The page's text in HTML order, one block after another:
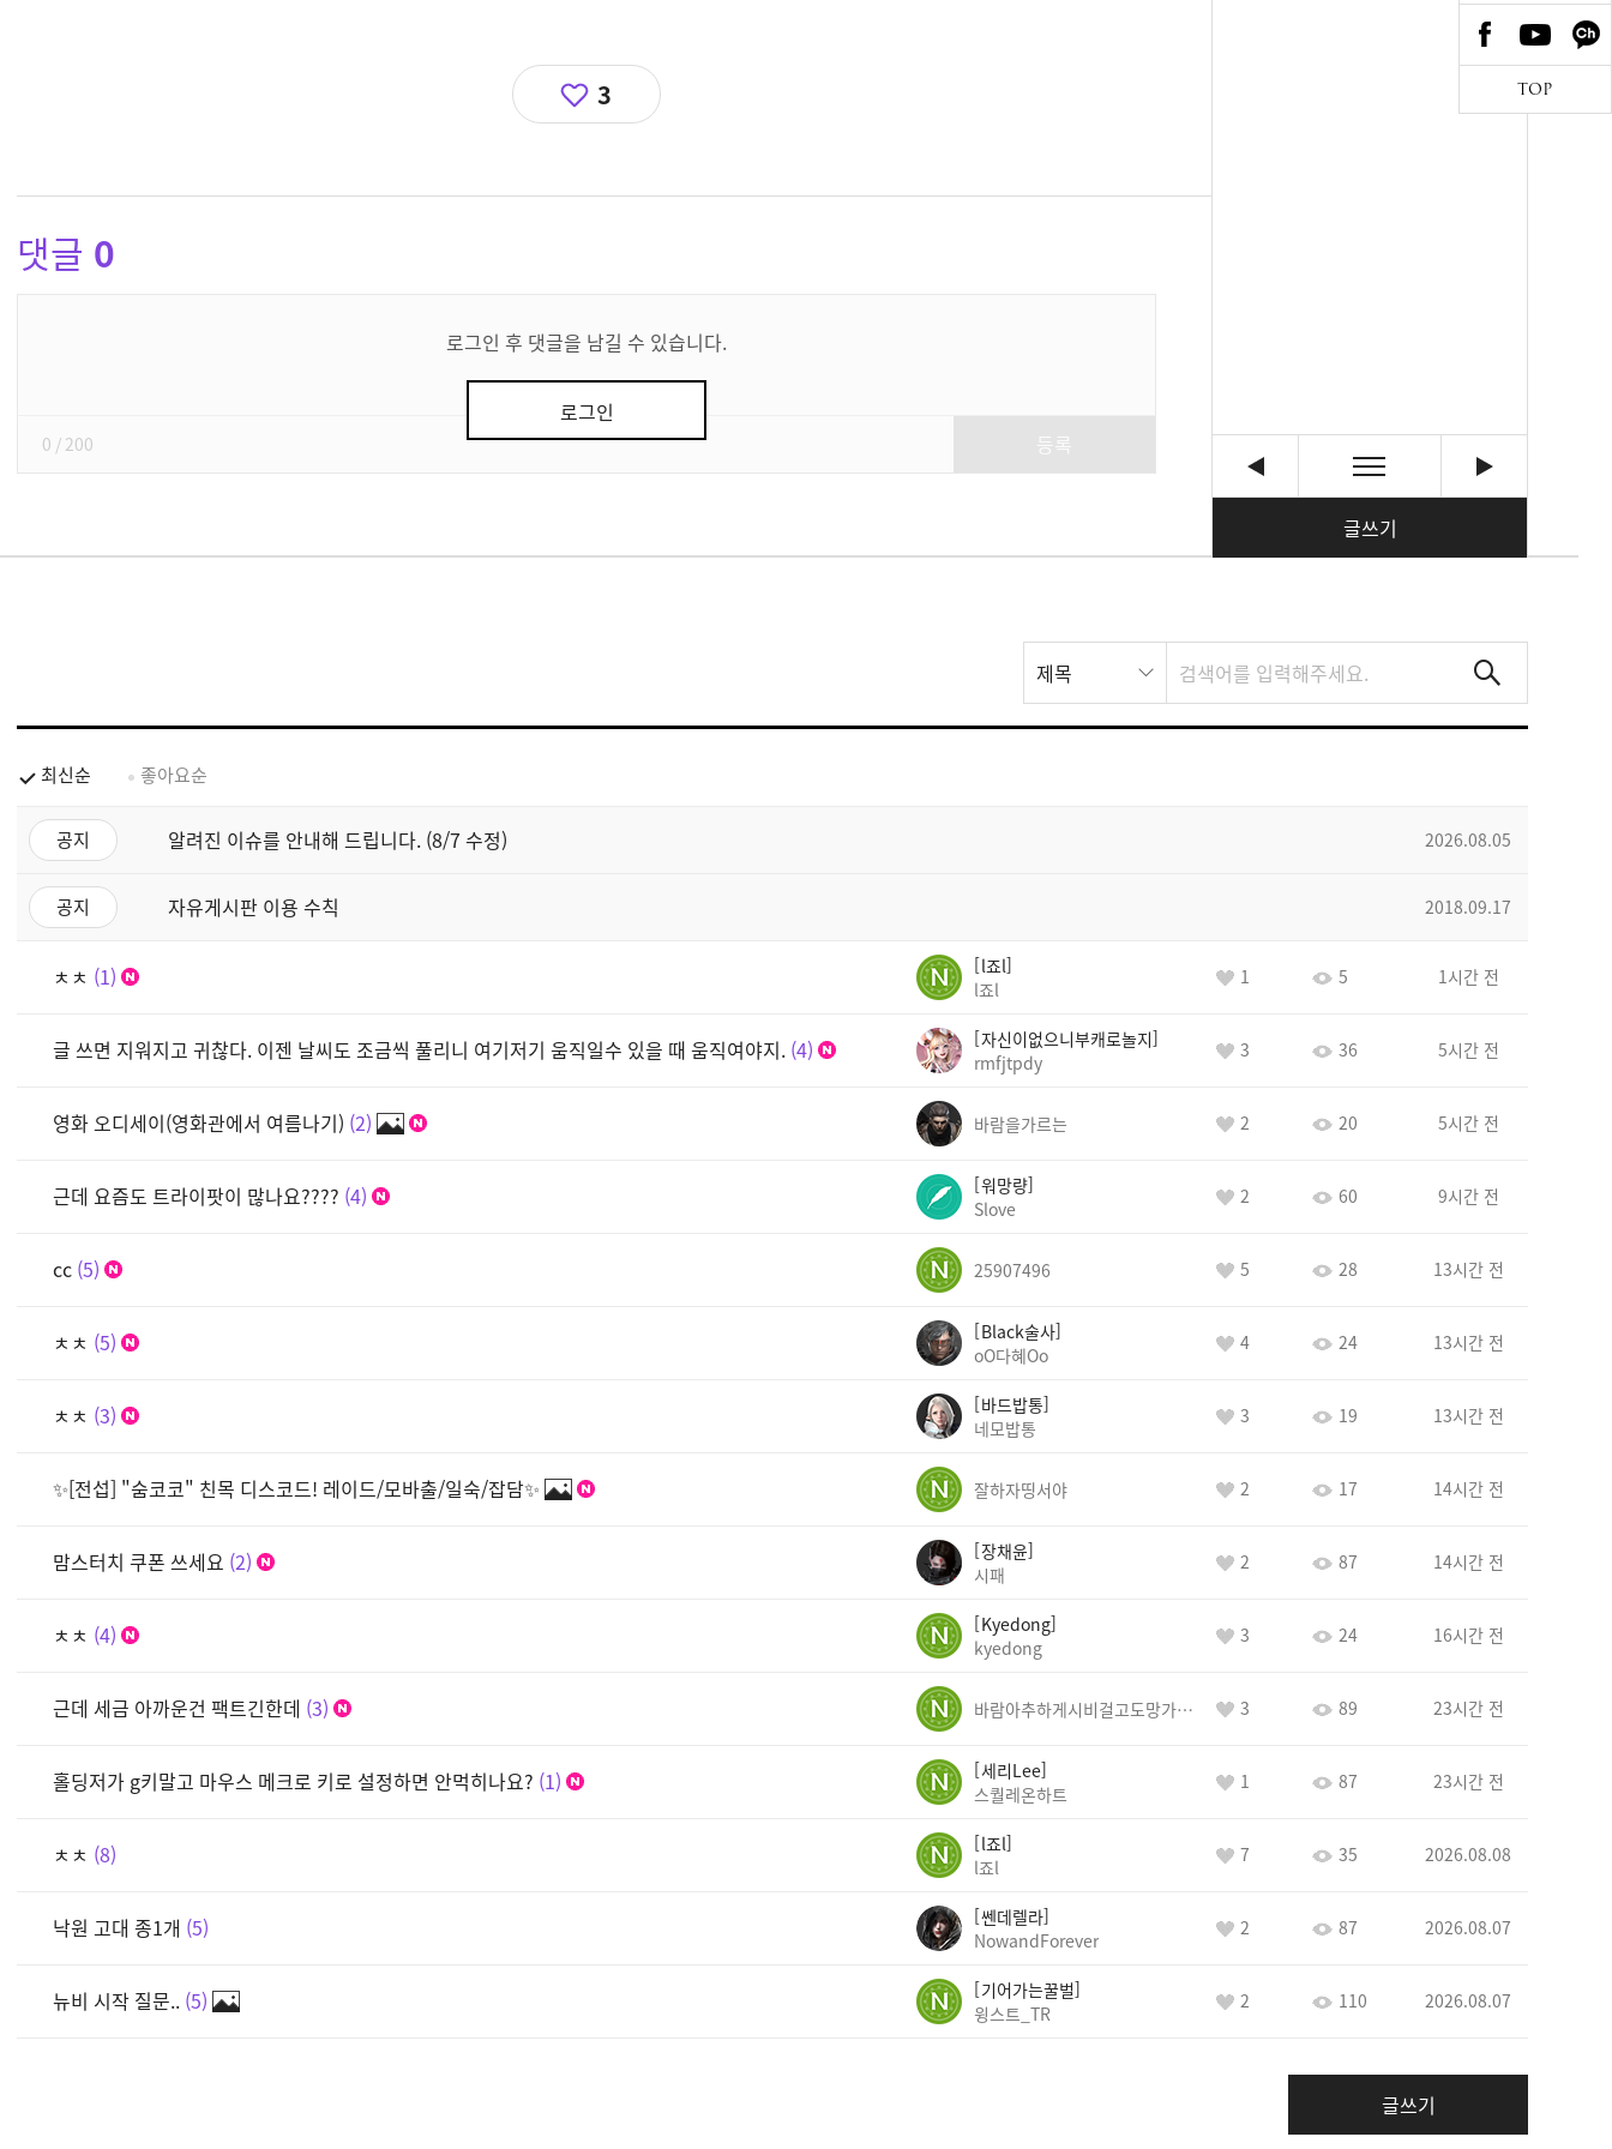
글쓰기
3
댓글 0
로그인 후 댓글을 남길 수 있습니다.
로그인
0 / 200
스
트
제목
최신순 좋아요순
공지 알려진 이슈를 안내해 드립니다. (8/7 수정) 2026.08.05
공지 자유게시판 이용 수칙 2018.09.17
ㅊㅊ 1
l죠l
l죠l
1 5 1시간 전
글 쓰면 지워지고 귀찮다. 이젠 날씨도 조금씩 풀리니 여기저기 움직일수 있을 때 움직여야지. 4
자신이없으니부캐로놀지
rmfjtpdy
3 36 5시간 전
영화 오디세이(영화관에서 여름나기) 2 바람을가르는 2 20 5시간 전
근데 요즘도 트라이팟이 많나요???? 4
워망량
Slove
2 60 9시간 전
cc 5 25907496 5 28 13시간 전
ㅊㅊ 5
Black술사
oO다혜Oo
4 24 13시간 전
ㅊㅊ 3
바드밥통
네모밥통
3 19 13시간 전
✨[전섭] "숨코코" 친목 디스코드! 레이드/모바출/일숙/잡담✨ 잘하자띵서야 2 17 14시간 전
맘스터치 쿠폰 쓰세요 2
장채윤
시패
2 87 14시간 전
ㅊㅊ 4
Kyedong
kyedong
3 24 16시간 전
근데 세금 아까운건 팩트긴한데 3 바람아추하게시비걸고도망가냐당당하게글써 3 89 23시간 전
홀딩저가 g키말고 마우스 메크로 키로 설정하면 안먹히나요? 1
세리Lee
스퀄레온하트
1 87 23시간 전
ㅊㅊ 8
l죠l
l죠l
7 35 2026.08.08
낙원 고대 종1개 5
쎈데렐라
NowandForever
2 87 2026.08.07
뉴비 시작 질문.. 5
기어가는꿀벌
윙스트_TR
2 110 2026.08.07
글쓰기
TOP